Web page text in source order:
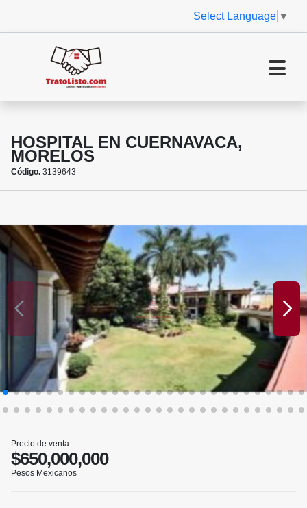
Select Language ▼
HOSPITAL EN CUERNAVACA,
MORELOS
Código. 3139643
Precio de venta
$650,000,000
Pesos Mexicanos